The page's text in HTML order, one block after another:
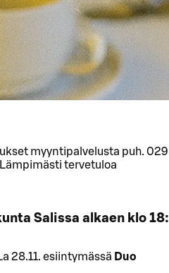
myyntipalvelusta puh. 029
tervetuloa
Salissa alkaen klo 18:
28.11. esiintymässä Duo